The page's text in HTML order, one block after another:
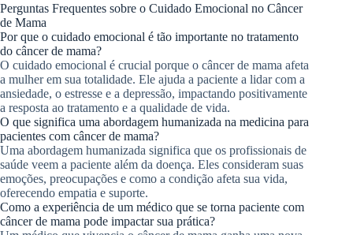
Perguntas Frequentes sobre o Cuidado Emocional no Câncer
de Mama
Por que o cuidado emocional é tão importante no tratamento
do câncer de mama?
O cuidado emocional é crucial porque o câncer de mama afeta
a mulher em sua totalidade. Ele ajuda a paciente a lidar com a
ansiedade, o estresse e a depressão, impactando positivamente
a resposta ao tratamento e a qualidade de vida.
O que significa uma abordagem humanizada na medicina para
pacientes com câncer de mama?
Uma abordagem humanizada significa que os profissionais de
saúde veem a paciente além da doença. Eles consideram suas
emoções, preocupações e como a condição afeta sua vida,
oferecendo empatia e suporte.
Como a experiência de um médico que se torna paciente com
câncer de mama pode impactar sua prática?